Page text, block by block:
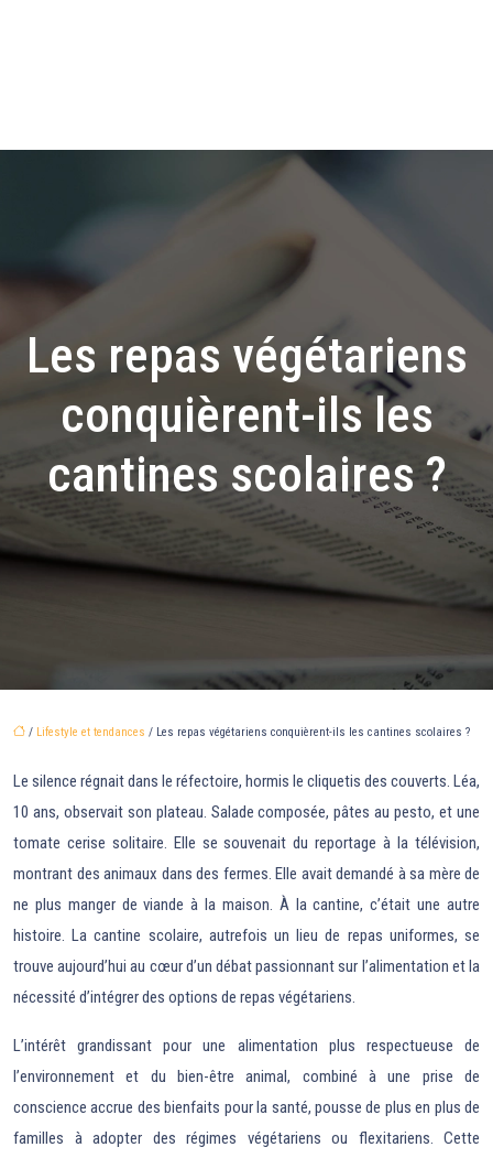
Les repas végétariens
conquièrent-ils les
cantines scolaires ?
/ Lifestyle et tendances / Les repas végétariens conquièrent-ils les cantines scolaires ?
Le silence régnait dans le réfectoire, hormis le cliquetis des couverts. Léa,
10 ans, observait son plateau. Salade composée, pâtes au pesto, et une
tomate cerise solitaire. Elle se souvenait du reportage à la télévision,
montrant des animaux dans des fermes. Elle avait demandé à sa mère de
ne plus manger de viande à la maison. À la cantine, c’était une autre
histoire. La cantine scolaire, autrefois un lieu de repas uniformes, se
trouve aujourd’hui au cœur d’un débat passionnant sur l’alimentation et la
nécessité d’intégrer des options de repas végétariens.
L’intérêt grandissant pour une alimentation plus respectueuse de
l’environnement et du bien-être animal, combiné à une prise de
conscience accrue des bienfaits pour la santé, pousse de plus en plus de
familles à adopter des régimes végétariens ou flexitariens. Cette